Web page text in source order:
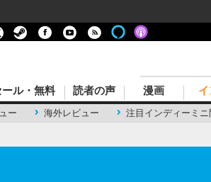
ー 海外レビュー 注目インディーミニ
ール・無料 読者の声 漫画